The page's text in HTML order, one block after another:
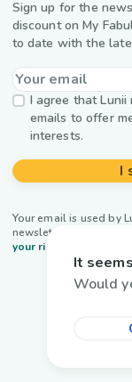
Sign up for the
discount on My
to date with the
I agree that Lunii
emails to offer
interests.
I
Your email is used by
newsletter. Learn more
your rights.
It
Would